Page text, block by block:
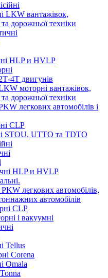
LKW вантажівок,
та дорожньої техніки
HLP и HVLP
4Т двигунів
моторні вантажівок,
та дорожньої техніки
легкових автомобілів і
CLP
STOU, UTTO та TDTO
HLP и HVLP
легкових автомобілів,
автомобілів
CLP
і вакуумні
Tellus
Corena
Omala